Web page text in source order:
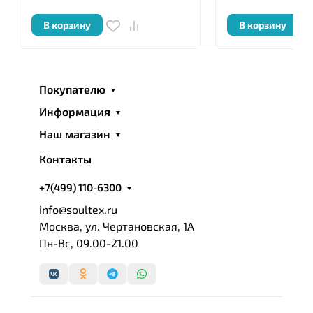
В корзину В корзину
Покупателю
Информация
Наш магазин
Контакты
+7(499) 110-6300
info@soultex.ru
Москва, ул. Чертановская, 1А
Пн-Вс, 09.00-21.00